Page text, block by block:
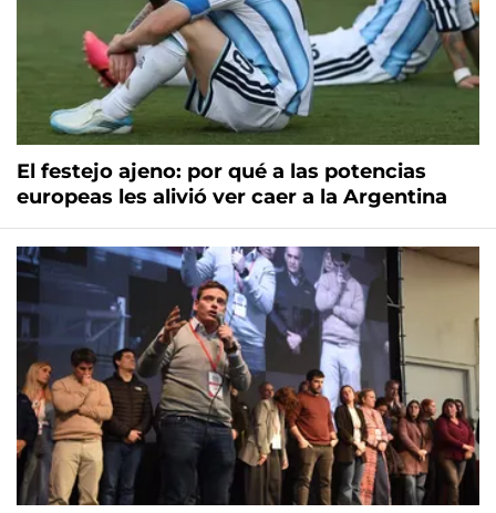
El festejo ajeno: por qué a las potencias
europeas les alivió ver caer a la Argentina